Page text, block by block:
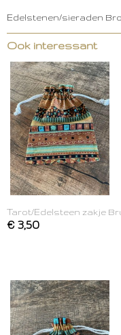
Edelstenen/sieraden
Ook interessant
Tarot/Edelsteen zakje
€ 3,50